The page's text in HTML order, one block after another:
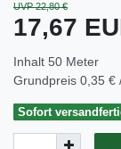
UVP 22,80 €
17,67
Inhalt 50 Meter
Grundpreis 0,35 €
Sofort